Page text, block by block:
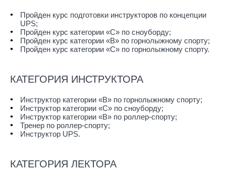
Пройден курс подготовки инструкторов по концепции
UPS;
Пройден курс категории «С» по сноуборду;
Пройден курс категории «В» по горнолыжному спорту;
Пройден курс категории «С» по горнолыжному спорту.
КАТЕГОРИЯ ИНСТРУКТОРА
Инструктор категории «В» по горнолыжному спорту;
Инструктор категории «С» по сноуборду;
Инструктор категории «В» по роллер-спорту;
Тренер по роллер-спорту;
Инструктор UPS.
КАТЕГОРИЯ ЛЕКТОРА